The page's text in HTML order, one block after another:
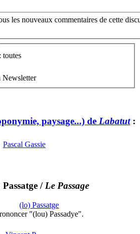
les nouveaux commentaires de cette
toutes
Newsletter
paysage...) de Labatut:
Pascal Gassie
/ Le Passage
(lo) Passatge
"(lou) Passadye".